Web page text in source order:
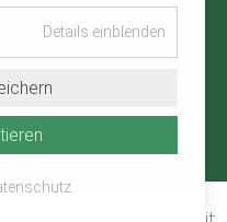
Details einblenden